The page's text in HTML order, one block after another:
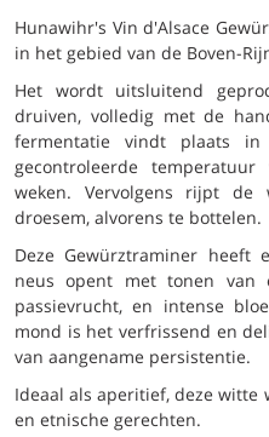
Hunawihr's Vin d'Alsace
in het gebied van de Boven-
Het wordt uitsluitend
druiven, volledig met de
fermentatie vindt plaats
gecontroleerde
weken. Vervolgens rijpt
droesem, alvorens te bottelen.
Deze Gewürztraminer heeft
neus opent met tonen van
passievrucht, en intense
mond is het verfrissend en
van aangename persistentie.
Ideaal als aperitief, deze
en etnische gerechten.